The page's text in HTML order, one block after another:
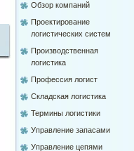
Обзор компаний
Проектирование
логистических систем
Производственная
логистика
Профессия логист
Складская логистика
Термины логистики
Управление запасами
Управление цепями